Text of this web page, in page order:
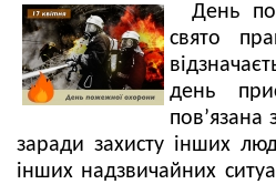
День
свято
день
заради захисту інших
інших надзвичайних